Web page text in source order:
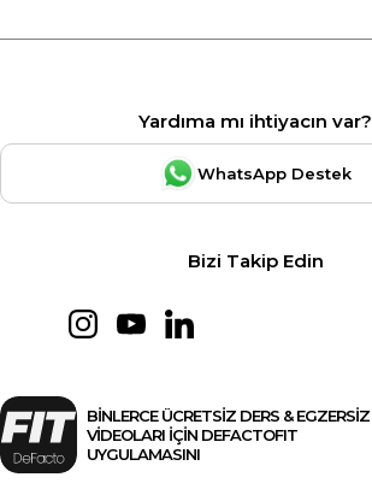
Yardıma mı ihtiyacın var?
WhatsApp Destek
Bizi Takip Edin
BİNLERCE ÜCRETSİZ DERS & EGZERSİZ
VİDEOLARI İÇİN DEFACTOFIT
UYGULAMASINI